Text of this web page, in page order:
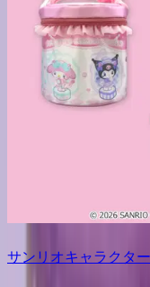
サンリオキャラクタ